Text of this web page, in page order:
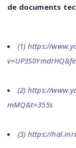
de documents
(1) https://
(2) https://
mMQ&t=355s
(3) https://